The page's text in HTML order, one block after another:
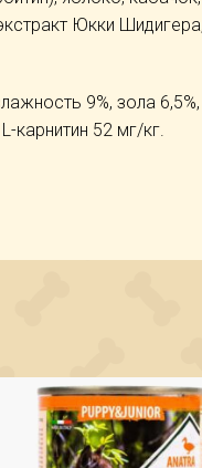
Юкки
9%, зола
карнитин 52 мг/кг.